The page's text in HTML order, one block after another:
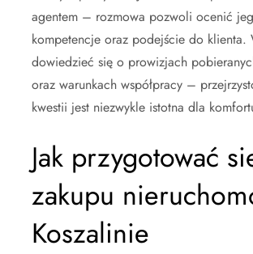
agentem – rozmowa pozwoli ocenić
kompetencje oraz podejście do klienta.
dowiedzieć się o prowizjach
oraz warunkach współpracy –
kwestii jest niezwykle istotna dla
Jak przygotować
zakupu
Koszalinie